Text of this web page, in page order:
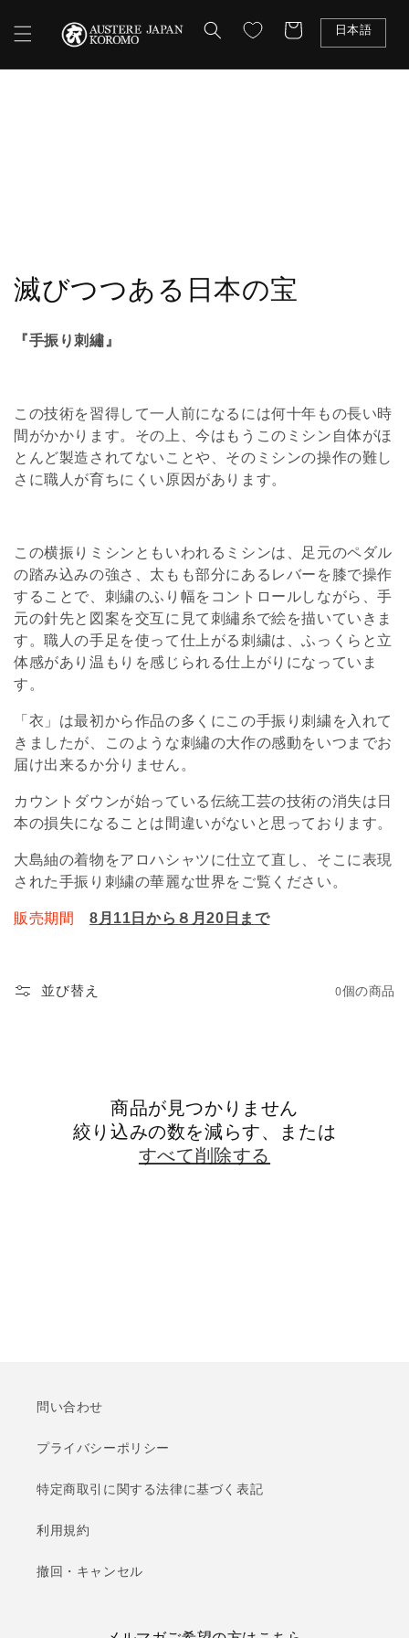
ンツに
進む
ー
日本語
コ
ョ
ン
滅びつつある日本の宝
『手振り刺繡』
この技術を習得して一人前になるには何十年もの長い時
間がかかります。その上、今はもうこのミシン自体がほ
とんど製造されてないことや、そのミシンの操作の難し
さに職人が育ちにくい原因があります。
この横振りミシンともいわれるミシンは、足元のペダル
の踏み込みの強さ、太もも部分にあるレバーを膝で操作
することで、刺繍のふり幅をコントロールしながら、手
元の針先と図案を交互に見て刺繡糸で絵を描いていきま
す。職人の手足を使って仕上がる刺繍は、ふっくらと立
体感があり温もりを感じられる仕上がりになっていま
す。
「衣」は最初から作品の多くにこの手振り刺繍を入れて
きましたが、このような刺繡の大作の感動をいつまでお
届け出来るか分りません。
カウントダウンが始っている伝統工芸の技術の消失は日
本の損失になることは間違いがないと思っております。
大島紬の着物をアロハシャツに仕立て直し、そこに表現
された手振り刺繍の華麗な世界をご覧ください。
販売期間 8月11日から８月20日まで
並び替え 0個の商品
商品が見つかりません
絞り込みの数を減らす、または
すべて削除する
問い合わせ
プライバシーポリシー
特定商取引に関する法律に基づく表記
利用規約
撤回・キャンセル